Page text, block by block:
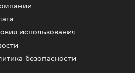
использования
безопасности